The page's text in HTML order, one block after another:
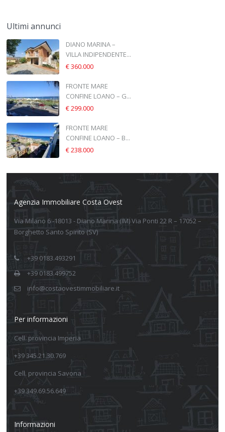
Ultimi annunci
DIANO MARINA –
VILLA INDIPENDENTE...
€ 360.000
FRONTE MARE
CONFINE LOANO – G...
€ 299.000
FRONTE MARE
CONFINE LOANO – B...
€ 238.000
Agenzia Immobiliare Costa Ovest
Via Milano 6 -18013 - Diano Marina (IM) Via Ponti 22 R – 17052 –
Borghetto Santo Spirito (SV)
+39 0183.493291
+39 0183.499752
info@costaovestimmobiliare.it
Per informazioni
Cell. provincia Imperia
+39 345.21.30.769
Cell. provincia Savona
+39 349.69.56.649
Informazioni